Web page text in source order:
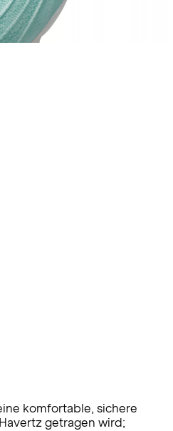
komfortable, sichere
getragen wird;